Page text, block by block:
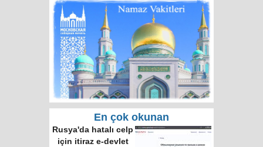
En çok okunan
Rusya'da hatalı celp
için itiraz e-devlet